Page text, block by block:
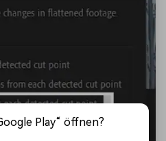
Play“ öffnen?